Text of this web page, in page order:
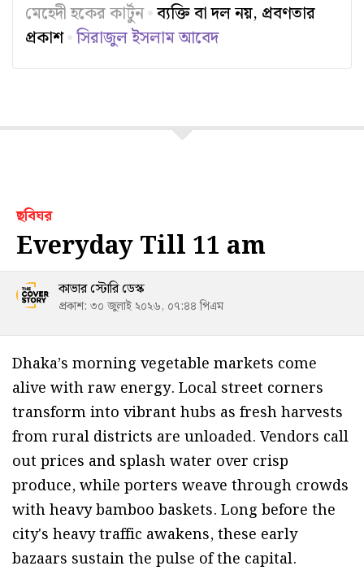
মেহেদী হকের কার্টুন ব্যক্তি বা দল নয়, প্রবণতার
প্রকাশ সিরাজুল ইসলাম আবেদ
ছবিঘর
Everyday Till 11 am
কাভার স্টোরি ডেস্ক
প্রকাশ: ৩০ জুলাই ২০২৬, ০৭:৪৪ পিএম
Dhaka’s morning vegetable markets come
alive with raw energy. Local street corners
transform into vibrant hubs as fresh harvests
from rural districts are unloaded. Vendors call
out prices and splash water over crisp
produce, while porters weave through crowds
with heavy bamboo baskets. Long before the
city's heavy traffic awakens, these early
bazaars sustain the pulse of the capital.